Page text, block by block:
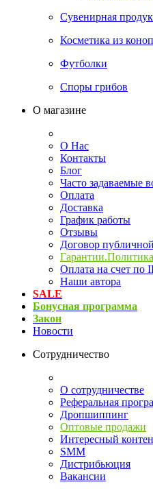
Сувенирная
Косметика из
Футболки
Споры грибов
О магазине
О Нас
Контакты
Блог
Часто задаваемые
Оплата
Доставка
График работы
Отзывы
Договор
Оплата на счет по
Наши автора
SALE
Бонусная программа
Закон
Новости
Сотрудничество
О сотрудничестве
Реферальная
Дропшиппинг
Оптовые продажи
Интересный
SMM
Дистрибьюция
Вакансии